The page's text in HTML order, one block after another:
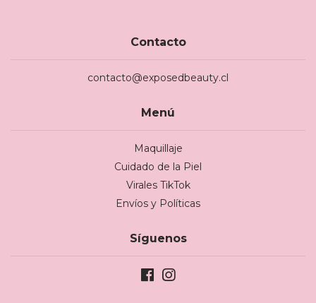
Contacto
contacto@exposedbeauty.cl
Menú
Maquillaje
Cuidado de la Piel
Virales TikTok
Envíos y Políticas
Síguenos